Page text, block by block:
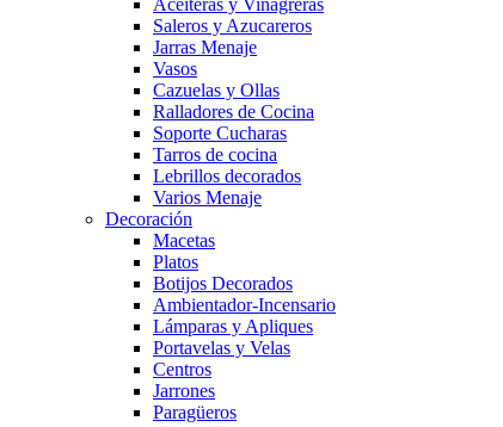
Aceiteras y Vinagreras
Saleros y Azucareros
Jarras Menaje
Vasos
Cazuelas y Ollas
Ralladores de Cocina
Soporte Cucharas
Tarros de cocina
Lebrillos decorados
Varios Menaje
Decoración
Macetas
Platos
Botijos Decorados
Ambientador-Incensario
Lámparas y Apliques
Portavelas y Velas
Centros
Jarrones
Paragüeros